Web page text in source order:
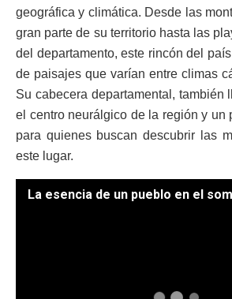
geográfica y climática. Desde las
gran parte de su territorio hasta las
del departamento, este rincón del
de paisajes que varían entre climas
Su cabecera departamental, también
el centro neurálgico de la región y un
para quienes buscan descubrir las
este lugar.